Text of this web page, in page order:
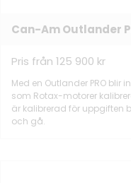
Can-Am Outlander
Pris från 125 900 kr
Med en Outlander PRO blir
som Rotax-motorer
är kalibrerad för uppgiften
och gå.